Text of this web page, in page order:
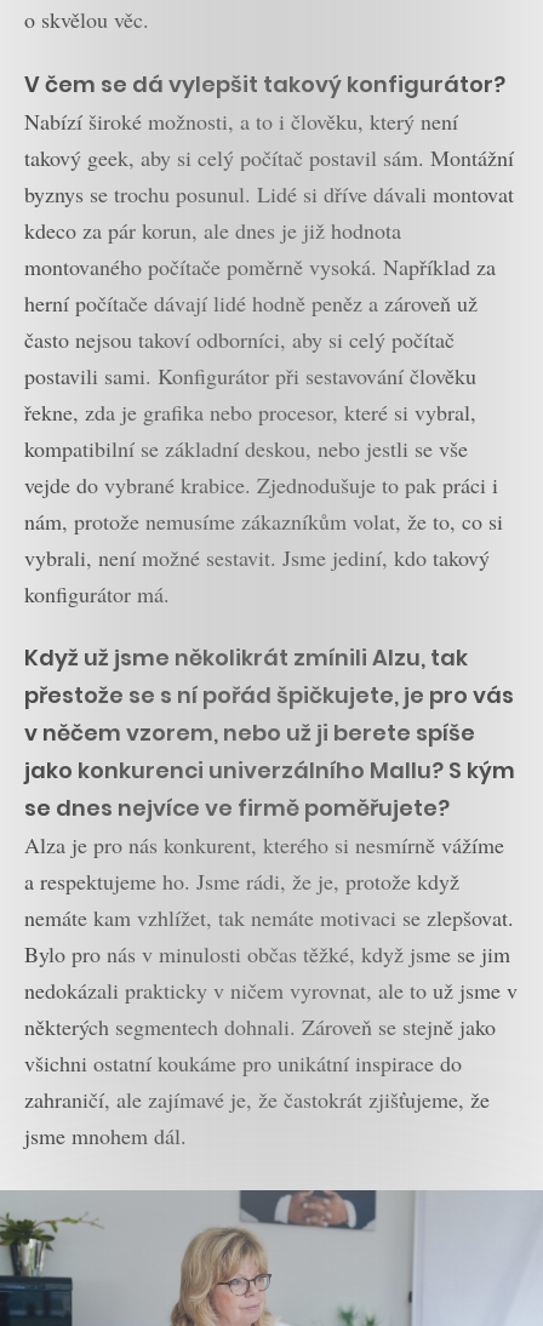
o skvělou věc.
V čem se dá vylepšit takový konfigurátor?
Nabízí široké možnosti, a to i člověku, který není
takový geek, aby si celý počítač postavil sám. Montážní
byznys se trochu posunul. Lidé si dříve dávali montovat
kdeco za pár korun, ale dnes je již hodnota
montovaného počítače poměrně vysoká. Například za
herní počítače dávají lidé hodně peněz a zároveň už
často nejsou takoví odborníci, aby si celý počítač
postavili sami. Konfigurátor při sestavování člověku
řekne, zda je grafika nebo procesor, které si vybral,
kompatibilní se základní deskou, nebo jestli se vše
vejde do vybrané krabice. Zjednodušuje to pak práci i
nám, protože nemusíme zákazníkům volat, že to, co si
vybrali, není možné sestavit. Jsme jediní, kdo takový
konfigurátor má.
Když už jsme několikrát zmínili Alzu, tak
přestože se s ní pořád špičkujete, je pro vás
v něčem vzorem, nebo už ji berete spíše
jako konkurenci univerzálního Mallu? S kým
se dnes nejvíce ve firmě poměřujete?
Alza je pro nás konkurent, kterého si nesmírně vážíme
a respektujeme ho. Jsme rádi, že je, protože když
nemáte kam vzhlížet, tak nemáte motivaci se zlepšovat.
Bylo pro nás v minulosti občas těžké, když jsme se jim
nedokázali prakticky v ničem vyrovnat, ale to už jsme v
některých segmentech dohnali. Zároveň se stejně jako
všichni ostatní koukáme pro unikátní inspirace do
zahraničí, ale zajímavé je, že častokrát zjišťujeme, že
jsme mnohem dál.